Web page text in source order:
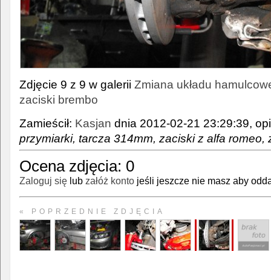
Zdjęcie 9 z 9 w galerii Zmiana układu
zaciski brembo
Zamieścił: Kasjan dnia 2012-02-21 23:29:39,
przymiarki, tarcza 314mm, zaciski z alfa romeo,
Ocena zdjęcia: 0
Zaloguj się lub załóż konto jeśli jeszcze nie masz aby
« POPRZEDNIE ZDJĘCIA